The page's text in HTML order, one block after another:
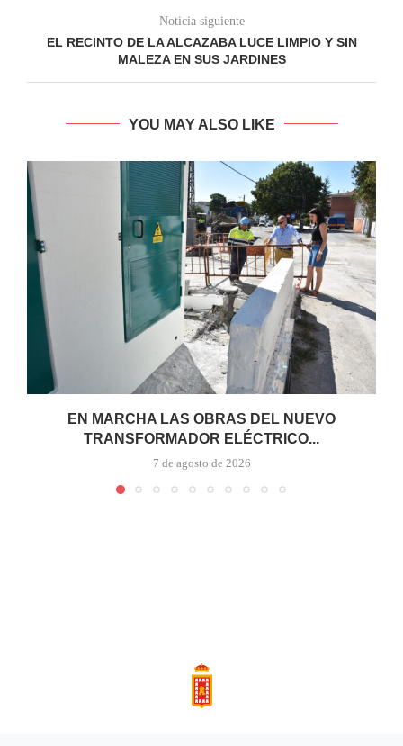
Noticia siguiente
EL RECINTO DE LA ALCAZABA LUCE LIMPIO Y SIN
MALEZA EN SUS JARDINES
YOU MAY ALSO LIKE
EN MARCHA LAS OBRAS DEL NUEVO
TRANSFORMADOR ELÉCTRICO...
7 de agosto de 2026